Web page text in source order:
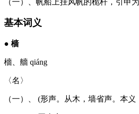
基本词义
● 樯
檣、艢 qiáng
〈名〉
（一）、 (形声。从木，墙省声。本义